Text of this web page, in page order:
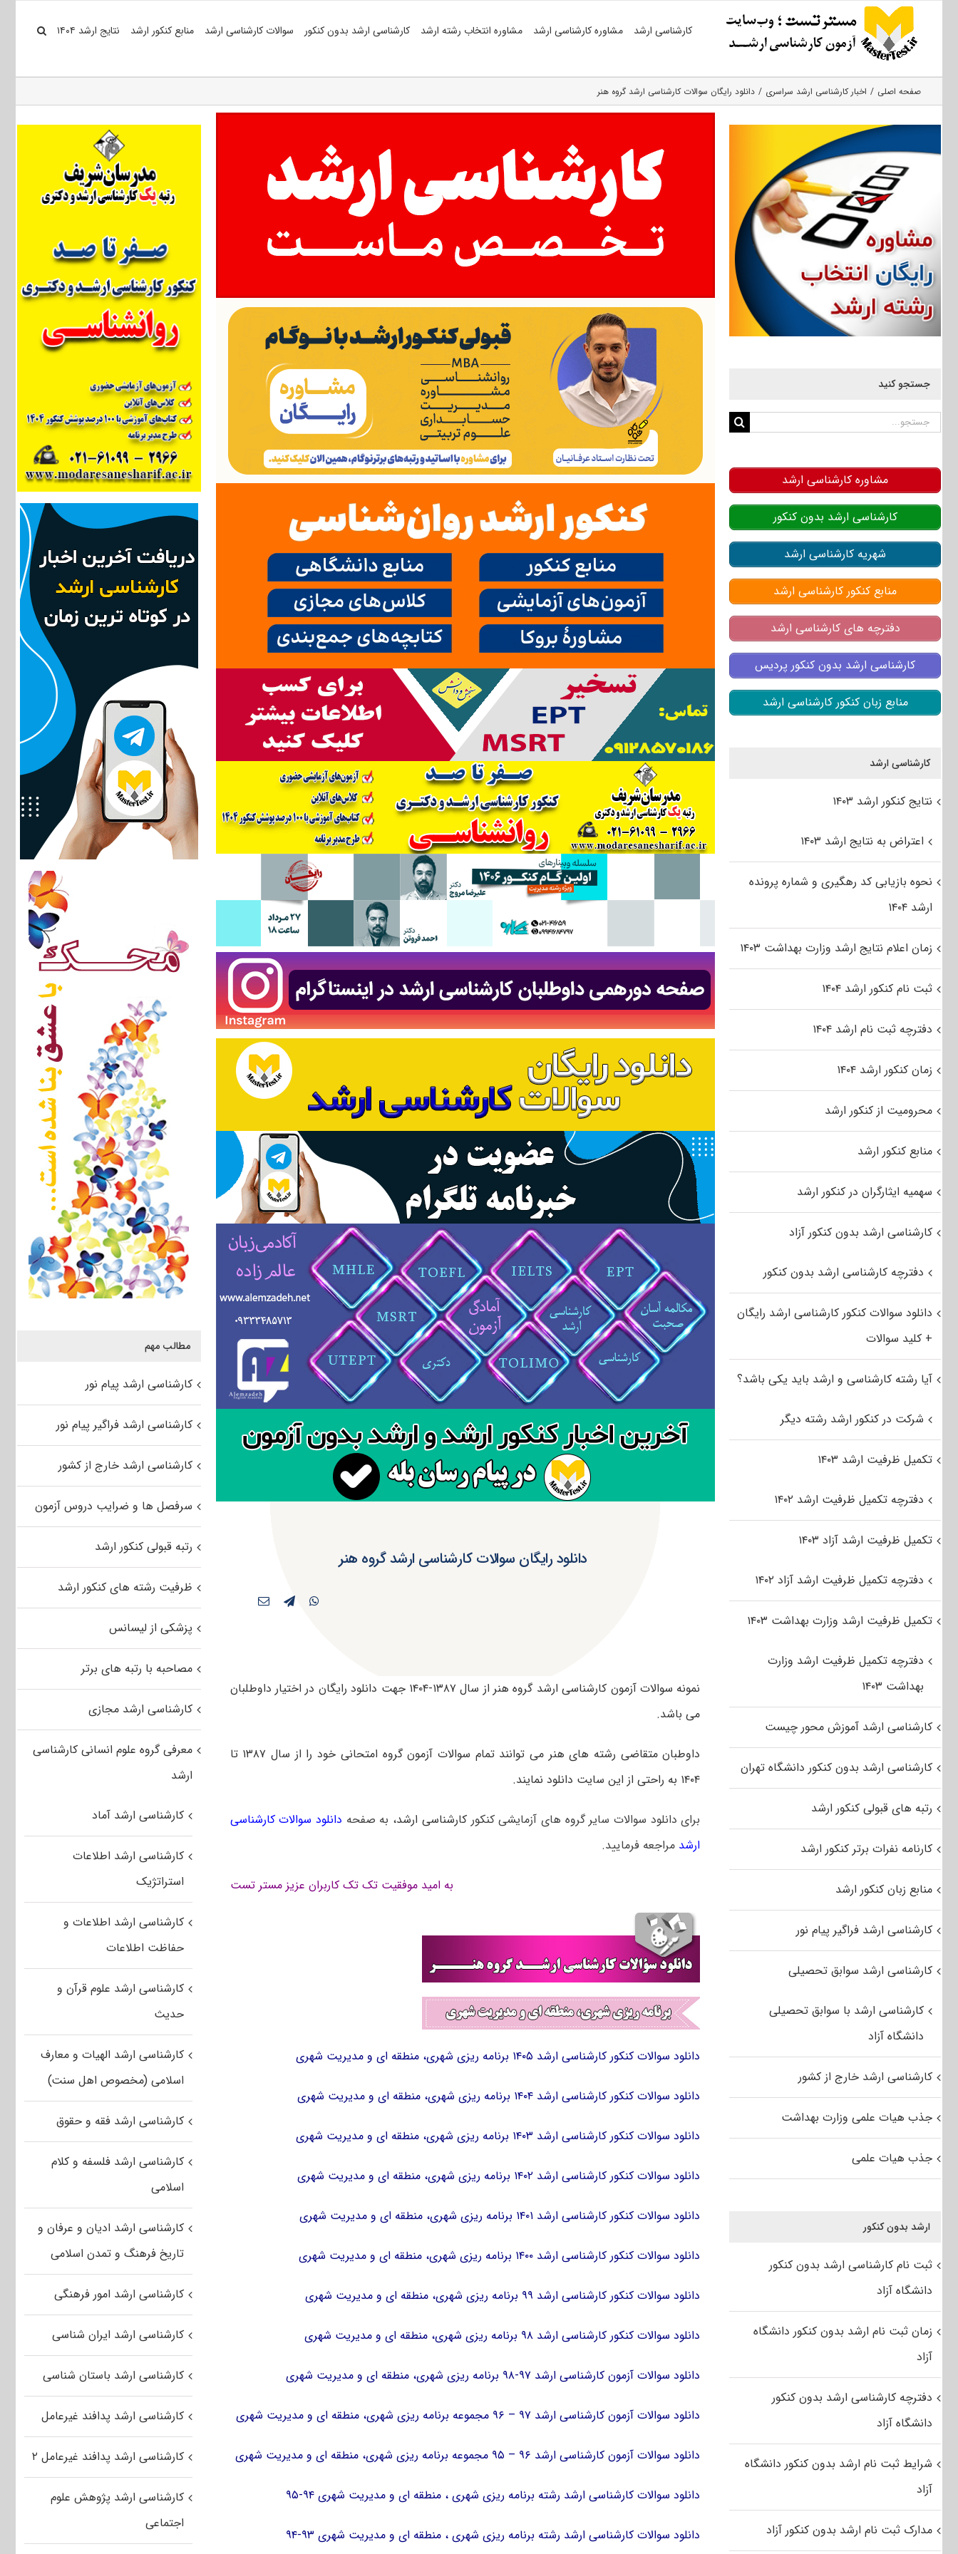
کارشناسی ارشد مشاوره کارشناسی ارشد مشاوره انتخاب رشته ارشد کارشناسی ارشد بدون کنکور سوالات کارشناسی ارشد منابع کنکور ارشد نتایج ارشد ۱۴۰۴
صفحه اصلی اخبار کارشناسی ارشد سراسری دانلود رایگان سوالات کارشناسی ارشد گروه هنر
دانلود رایگان سوالات کارشناسی ارشد گروه هنر
نمونه سوالات آزمون کارشناسی ارشد گروه هنر از سال ۱۳۸۷-۱۴۰۴ جهت دانلود رایگان در اختیار داوطلبان
می باشد.
داوطبان متقاضی رشته های هنر می توانند تمام سوالات آزمون گروه امتحانی خود را از سال ۱۳۸۷ تا
۱۴۰۴ به راحتی از این سایت دانلود نمایند.
برای دانلود سوالات سایر گروه های آزمایشی کنکورکارشناسی ارشد، به صفحه دانلود سوالات کارشناسی
ارشد مراجعه فرمایید.
به امید موفقیت تک تک کاربران عزیز مستر تست
دانلود سوالات کنکور کارشناسی ارشد ۱۴۰۵ برنامه ریزی شهری، منطقه ای و مدیریت شهری
دانلود سوالات کنکور کارشناسی ارشد ۱۴۰۴ برنامه ریزی شهری، منطقه ای و مدیریت شهری
دانلود سوالات کنکور کارشناسی ارشد ۱۴۰۳ برنامه ریزی شهری، منطقه ای و مدیریت شهری
دانلود سوالات کنکور کارشناسی ارشد ۱۴۰۲ برنامه ریزی شهری، منطقه ای و مدیریت شهری
دانلود سوالات کنکور کارشناسی ارشد ۱۴۰۱ برنامه ریزی شهری، منطقه ای و مدیریت شهری
دانلود سوالات کنکور کارشناسی ارشد ۱۴۰۰ برنامه ریزی شهری، منطقه ای و مدیریت شهری
دانلود سوالات کنکور کارشناسی ارشد ۹۹ برنامه ریزی شهری، منطقه ای و مدیریت شهری
دانلود سوالات کنکور کارشناسی ارشد ۹۸ برنامه ریزی شهری، منطقه ای و مدیریت شهری
دانلود سوالات آزمون کارشناسی ارشد ۹۷-۹۸ ﺑﺮﻧﺎﻣﻪ رﻳﺰی ﺷﻬﺮی، ﻣﻨﻄﻘﻪ ای و ﻣﺪﻳﺮﻳﺖ ﺷﻬﺮی
دانلود سوالات آزمون کارشناسی ارشد ۹۷ – ۹۶ مجموعه برنامه ریزی شهری، منطقه ای و مدیریت شهری
دانلود سوالات آزمون کارشناسی ارشد ۹۶ – ۹۵ مجموعه برنامه ریزی شهری، منطقه ای و مدیریت شهری
دانلود سوالات کارشناسی ارشد رشته برنامه ریزی شهری ، منطقه ای و مدیریت شهری ۹۴-۹۵
دانلود سوالات کارشناسی ارشد رشته برنامه ریزی شهری ، منطقه ای و مدیریت شهری ۹۳-۹۴
مطالب مهم
کارشناسی ارشد پیام نور
کارشناسی ارشد فراگیر پیام نور
کارشناسی ارشد خارج از کشور
سرفصل ها و ضرایب دروس آزمون
رتبه قبولی کنکور ارشد
ظرفیت رشته های کنکور ارشد
پزشکی از لیسانس
مصاحبه با رتبه های برتر
کارشناسی ارشد مجازی
معرفی گروه علوم انسانی کارشناسی
ارشد
کارشناسی ارشد آماد
کارشناسی ارشد اطلاعات
استراتژیک
کارشناسی ارشد اطلاعات و
حفاظت اطلاعات
کارشناسی ارشد علوم قرآن و
حدیث
کارشناسی ارشد الهیات و معارف
اسلامی (مخصوص اهل سنت)
کارشناسی ارشد فقه و حقوق
کارشناسی ارشد فلسفه و کلام
اسلامی
کارشناسی ارشد ادیان و عرفان و
تاریخ فرهنگ و تمدن اسلامی
کارشناسی ارشد امور فرهنگی
کارشناسی ارشد ایران شناسی
کارشناسی ارشد باستان شناسی
کارشناسی ارشد پدافند غیرعامل
کارشناسی ارشد پدافند غیرعامل ۲
کارشناسی ارشد پژوهش علوم
اجتماعی
جستجو کنید
جستجو
مشاوره کارشناسی ارشد
کارشناسی ارشد بدون کنکور
شهریه کارشناسی ارشد
منابع کنکور کارشناسی ارشد
دفترچه های کارشناسی ارشد
کارشناسی ارشد بدون کنکور پردیس
منابع زبان کنکور کارشناسی ارشد
کارشناسی ارشد
نتایج کنکور ارشد ۱۴۰۳
اعتراض به نتایج ارشد ۱۴۰۳
نحوه بازیابی کد رهگیری و شماره پرونده
ارشد ۱۴۰۴
زمان اعلام نتایج ارشد وزارت بهداشت ۱۴۰۳
ثبت نام کنکور ارشد ۱۴۰۴
دفترچه ثبت نام ارشد ۱۴۰۴
زمان کنکور ارشد ۱۴۰۴
محرومیت از کنکور ارشد
منابع کنکور ارشد
سهمیه ایثارگران در کنکور ارشد
کارشناسی ارشد بدون کنکور آزاد
دفترچه کارشناسی ارشد بدون کنکور
دانلود سوالات کنکور کارشناسی ارشد رایگان
+ کلید سوالات
آیا رشته کارشناسی و ارشد باید یکی باشد؟
شرکت در کنکور ارشد رشته دیگر
تکمیل ظرفیت ارشد ۱۴۰۳
دفترچه تکمیل ظرفیت ارشد ۱۴۰۲
تکمیل ظرفیت ارشد آزاد ۱۴۰۳
دفترچه تکمیل ظرفیت ارشد آزاد ۱۴۰۲
تکمیل ظرفیت ارشد وزارت بهداشت ۱۴۰۳
دفترچه تکمیل ظرفیت ارشد وزارت
بهداشت ۱۴۰۳
کارشناسی ارشد آموزش محور چیست
کارشناسی ارشد بدون کنکور دانشگاه تهران
رتبه های قبولی کنکور ارشد
کارنامه نفرات برتر کنکور ارشد
منابع زبان کنکور ارشد
کارشناسی ارشد فراگیر پیام نور
کارشناسی ارشد سوابق تحصیلی
کارشناسی ارشد با سوابق تحصیلی
دانشگاه آزاد
کارشناسی ارشد خارج از کشور
جذب هیات علمی وزارت بهداشت
جذب هیات علمی
ارشد بدون کنکور
ثبت نام کارشناسی ارشد بدون کنکور
دانشگاه آزاد
زمان ثبت نام ارشد بدون کنکور دانشگاه
آزاد
دفترچه کارشناسی ارشد بدون کنکور
دانشگاه آزاد
شرایط ثبت نام ارشد بدون کنکور دانشگاه
آزاد
مدارک ثبت نام ارشد بدون کنکور آزاد